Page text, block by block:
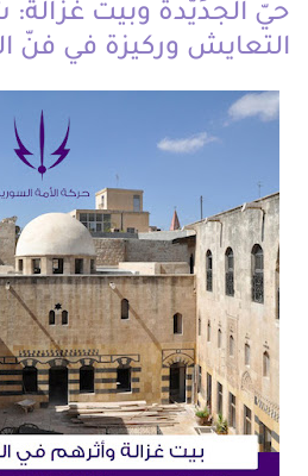
حيّ الجدَيّدة وبيت
التعايش وركيزة في فنّ